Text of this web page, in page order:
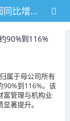
财达证券：预计上半年归母净利润同比增长约90%到116%
90%到116%
属于母公司所有
90%到116%。该
富管理与机构业
著提升。